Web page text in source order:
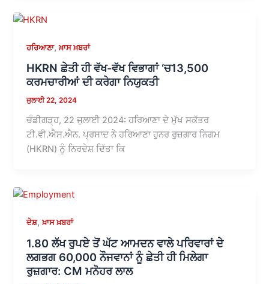
ਹਰਿਆਣਾ,ਖ਼ਾਸ ਖ਼ਬਰਾਂ
HKRN ਛੇਤੀ ਹੀ ਵੱਖ-ਵੱਖ ਵਿਭਾਗਾਂ ‘ਚ13,500
ਕਰਮਚਾਰੀਆਂ ਦੀ ਕਰੇਗਾ ਨਿਯੁਕਤੀ
ਜੁਲਾਈ 22, 2024
ਚੰਡੀਗੜ੍ਹ, 22 ਜੁਲਾਈ 2024: ਹਰਿਆਣਾ ਦੇ ਮੁੱਖ ਸਕੱਤਰ
ਟੀ.ਵੀ.ਐਸ.ਐਨ. ਪ੍ਰਸਾਦ ਨੇ ਹਰਿਆਣਾ ਹੁਨਰ ਰੁਜ਼ਗਾਰ ਨਿਗਮ
(HKRN) ਨੂੰ ਨਿਰਦੇਸ਼ ਦਿੱਤਾ ਕਿ
ਦੇਸ਼,ਖ਼ਾਸ ਖ਼ਬਰਾਂ
1.80 ਲੱਖ ਰੁਪਏ ਤੋਂ ਘੱਟ ਆਮਦਨ ਵਾਲੇ ਪਰਿਵਾਰਾਂ ਦੇ
ਲਗਭਗ 60,000 ਨੌਜਵਾਨਾਂ ਨੂੰ ਛੇਤੀ ਹੀ ਮਿਲੇਗਾ
ਰੁਜ਼ਗਾਰ: CM ਮਨੋਹਰ ਲਾਲ